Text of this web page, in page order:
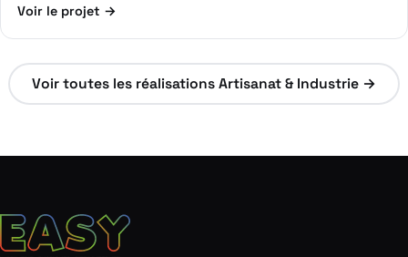
Voir le projet →
Voir toutes les réalisations Artisanat & Industrie →